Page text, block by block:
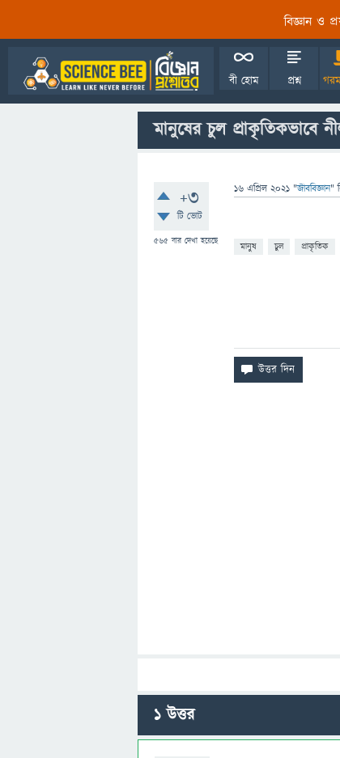
বিজ্ঞান ও
বী হোম প্রশ্ন
মানুষের চুল প্রাকৃতিকভাবে
+3
টি ভোট
565 বার দেখা হয়েছে
16 এপ্রিল 2021 "জীববিজ্ঞান"
মানুষ চুল প্রাকৃতিক
1উত্তর